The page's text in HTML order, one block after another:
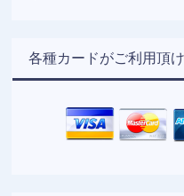
各種カードがご利用頂